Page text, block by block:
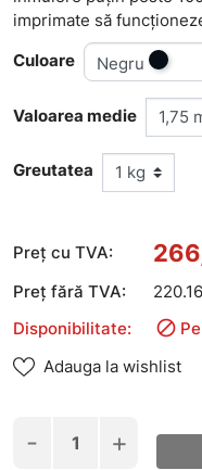
imprimate să
Culoare
Negru
Valoarea medie
Greutatea
Preț cu TVA:
Preț fără TVA:
Disponibilitate:

Adauga la wishlist
- +